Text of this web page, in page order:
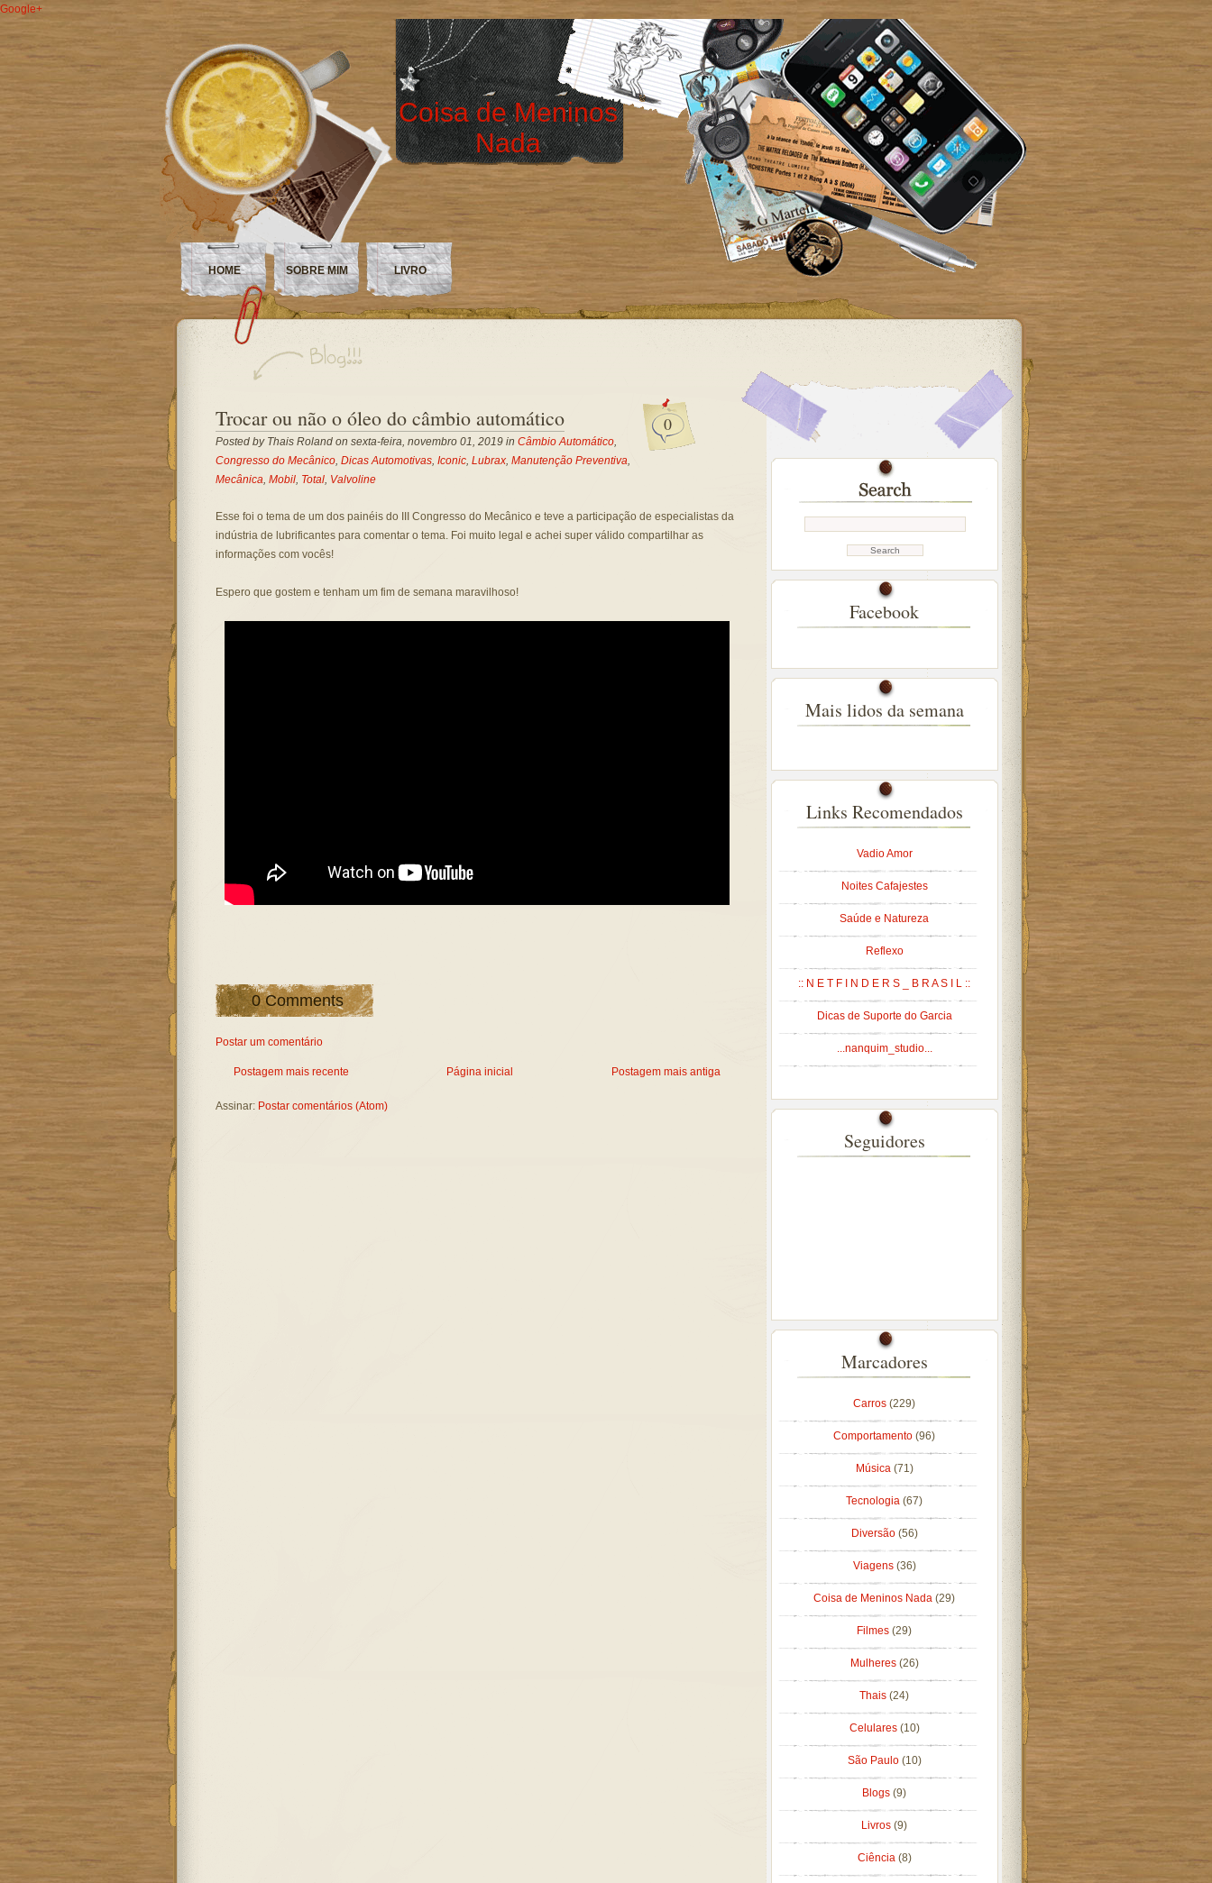
Google+
Coisa de Meninos
Nada
HOME SOBRE MIM LIVRO
0
Trocar ou não o óleo do câmbio automático
Posted by Thais Rolandon sexta-feira, novembro 01, 2019 in Câmbio Automático,
Congresso do Mecânico, Dicas Automotivas, Iconic, Lubrax, Manutenção Preventiva,
Mecânica, Mobil, Total, Valvoline
Esse foi o tema de um dos painéis do III Congresso do Mecânico e teve a participação de especialistas da
indústria de lubrificantes para comentar o tema. Foi muito legal e achei super válido compartilhar as
informações com vocês!
Espero que gostem e tenham um fim de semana maravilhoso!
0 Comments
Postar um comentário
Postagem mais recente Postagem mais antiga
Página inicial
Assinar: Postar comentários (Atom)
Facebook
Mais lidos da semana
Links Recomendados
Vadio Amor
Noites Cafajestes
Saúde e Natureza
Reflexo
:: N E T F I N D E R S _ B R A S I L ::
Dicas de Suporte do Garcia
...nanquim_studio...
Seguidores
Marcadores
Carros (229)
Comportamento (96)
Música (71)
Tecnologia (67)
Diversão (56)
Viagens (36)
Coisa de Meninos Nada (29)
Filmes (29)
Mulheres (26)
Thais (24)
Celulares (10)
São Paulo (10)
Blogs (9)
Livros (9)
Ciência (8)